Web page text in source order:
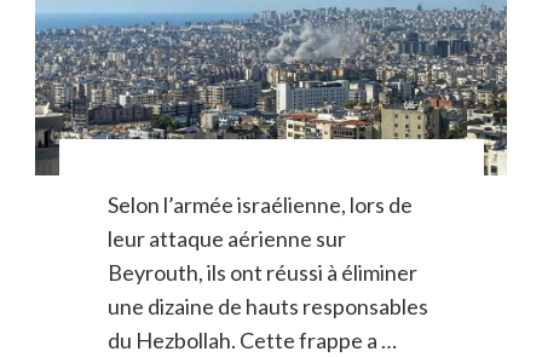
Selon l’armée israélienne, lors de
leur attaque aérienne sur
Beyrouth, ils ont réussi à éliminer
une dizaine de hauts responsables
du Hezbollah. Cette frappe a …